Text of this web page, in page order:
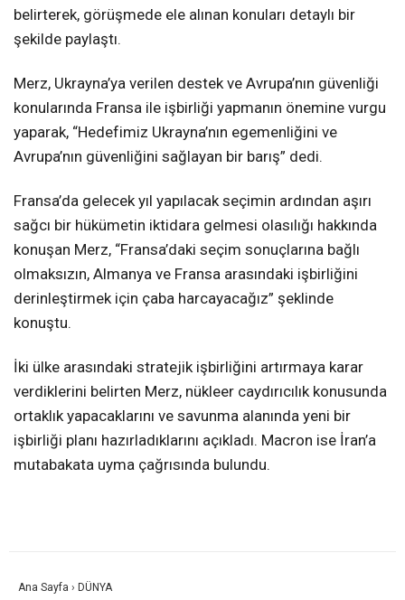
belirterek, görüşmede ele alınan konuları detaylı bir
şekilde paylaştı.
Merz, Ukrayna’ya verilen destek ve Avrupa’nın güvenliği
konularında Fransa ile işbirliği yapmanın önemine vurgu
yaparak, “Hedefimiz Ukrayna’nın egemenliğini ve
Avrupa’nın güvenliğini sağlayan bir barış” dedi.
Fransa’da gelecek yıl yapılacak seçimin ardından aşırı
sağcı bir hükümetin iktidara gelmesi olasılığı hakkında
konuşan Merz, “Fransa’daki seçim sonuçlarına bağlı
olmaksızın, Almanya ve Fransa arasındaki işbirliğini
derinleştirmek için çaba harcayacağız” şeklinde
konuştu.
İki ülke arasındaki stratejik işbirliğini artırmaya karar
verdiklerini belirten Merz, nükleer caydırıcılık konusunda
ortaklık yapacaklarını ve savunma alanında yeni bir
işbirliği planı hazırladıklarını açıkladı. Macron ise İran’a
mutabakata uyma çağrısında bulundu.
Ana Sayfa › DÜNYA